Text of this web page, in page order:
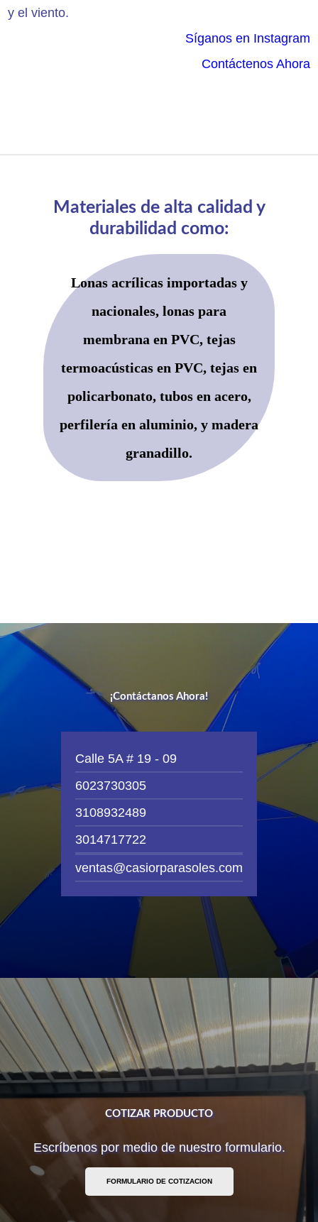
y el viento.
Síganos en Instagram
Contáctenos Ahora
Materiales de alta calidad y
durabilidad como:
Lonas acrílicas importadas y
nacionales, lonas para
membrana en PVC, tejas
termoacústicas en PVC, tejas en
policarbonato, tubos en acero,
perfilería en aluminio, y madera
granadillo.
¡Contáctanos Ahora!
Calle 5A # 19 - 09
6023730305
3108932489
3014717722
ventas@casiorparasoles.com
COTIZAR PRODUCTO
Escríbenos por medio de nuestro formulario.
FORMULARIO DE COTIZACION